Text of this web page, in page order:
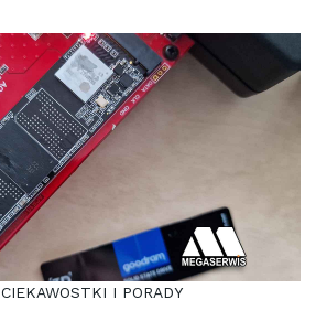
CIEKAWOSTKI I PORADY